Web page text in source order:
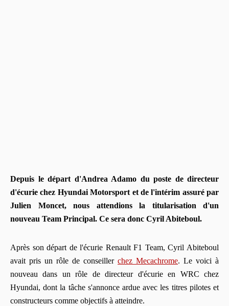
Depuis le départ d'Andrea Adamo du poste de directeur
d'écurie chez Hyundai Motorsport et de l'intérim assuré par
Julien Moncet, nous attendions la titularisation d'un
nouveau Team Principal. Ce sera donc Cyril Abiteboul.
Après son départ de l'écurie Renault F1 Team, Cyril Abiteboul
avait pris un rôle de conseiller chez Mecachrome. Le voici à
nouveau dans un rôle de directeur d'écurie en WRC chez
Hyundai, dont la tâche s'annonce ardue avec les titres pilotes et
constructeurs comme objectifs à atteindre.